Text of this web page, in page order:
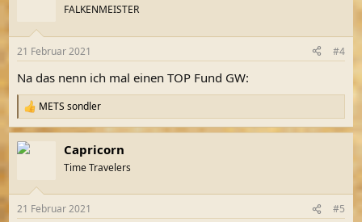
e
:
FALKENMEISTER
21 Februar 2021 #4
Na das nenn ich mal einen TOP Fund GW:
R
e
a
k
e
METS sondler
Capricorn
Time Travelers
21 Februar 2021 #5